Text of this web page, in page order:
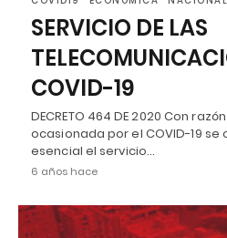
SERVICIO DE LAS
COVID-19
DECRETO 464 DE 2020 Con
ocasionada por el COVID-19
esencial el servicio…
6 años hace